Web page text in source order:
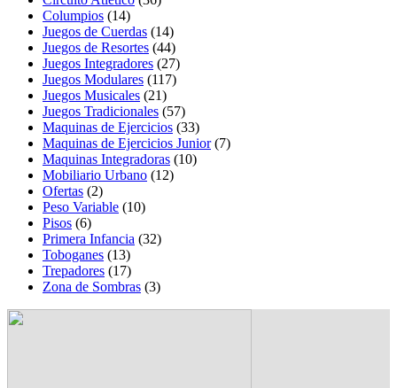
Columpios (14)
Juegos de Cuerdas (14)
Juegos de Resortes (44)
Juegos Integradores (27)
Juegos Modulares (117)
Juegos Musicales (21)
Juegos Tradicionales (57)
Maquinas de Ejercicios (33)
Maquinas de Ejercicios Junior (7)
Maquinas Integradoras (10)
Mobiliario Urbano (12)
Ofertas (2)
Peso Variable (10)
Pisos (6)
Primera Infancia (32)
Toboganes (13)
Trepadores (17)
Zona de Sombras (3)